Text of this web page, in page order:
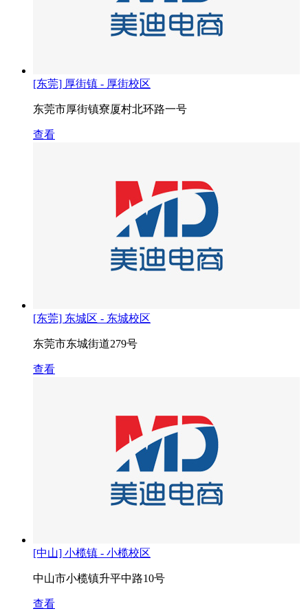
[东莞] 厚街镇 - 厚街校区
东莞市厚街镇寮厦村北环路一号
查看
[东莞] 东城区 - 东城校区
东莞市东城街道279号
查看
[中山] 小榄镇 - 小榄校区
中山市小榄镇升平中路10号
查看